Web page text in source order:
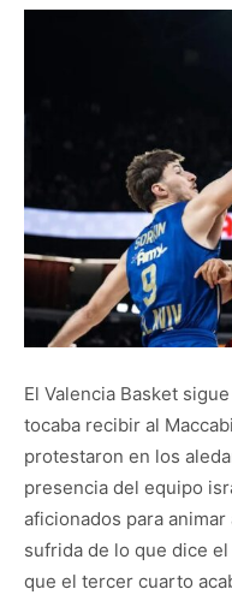
El Valencia Basket
tocaba recibir al
protestaron en los
presencia del equipo
aficionados para
sufrida de lo que dice
que el tercer cuarto